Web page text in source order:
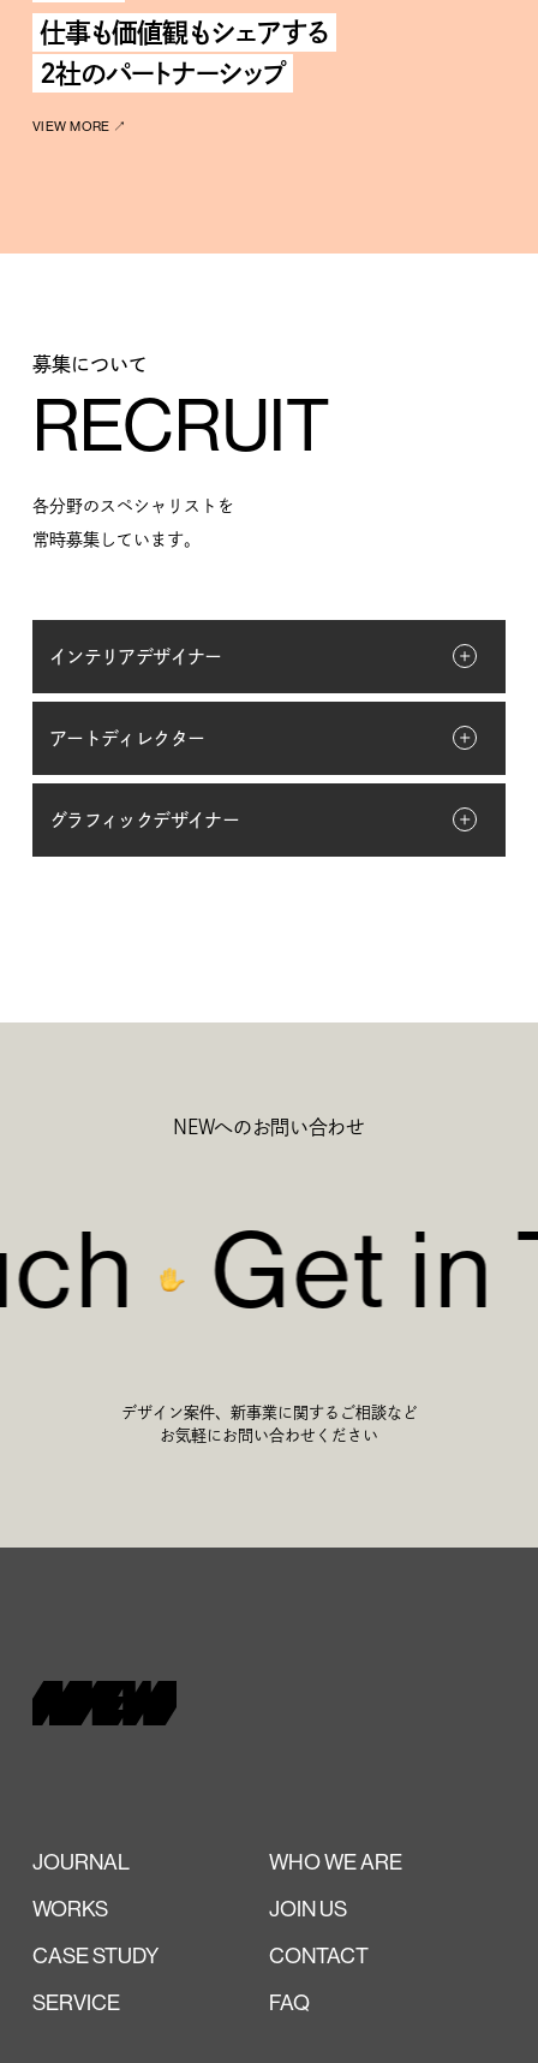
仕事も価値観もシェアする
２社のパートナーシップ
VIEW MORE ↗︎
募集について
RECRUIT
各分野のスペシャリストを
常時募集しています。
インテリアデザイナー
アートディレクター
グラフィックデザイナー
NEWへのお問い合わせ
Get in
デザイン案件、新事業に関するご相談など
お気軽にお問い合わせください
JOURNAL
WHO WE ARE
WORKS
JOIN US
CASE STUDY
CONTACT
SERVICE
FAQ